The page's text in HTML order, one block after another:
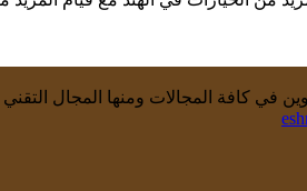
في كافة المجالات ومنها المجال